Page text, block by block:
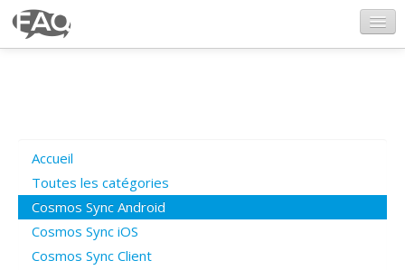
Poser une question
Questions ouvertes
Accueil
Toutes les catégories
Cosmos Sync Android
Cosmos Sync iOS
Cosmos Sync Client